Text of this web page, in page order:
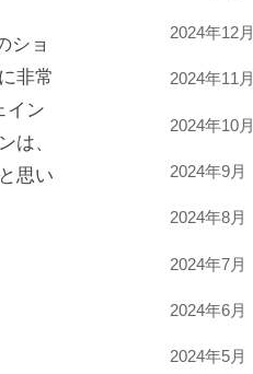
ショ
非常
イン
は、
思い
2024年12月
2024年11月
2024年10月
2024年9月
2024年8月
2024年7月
2024年6月
2024年5月